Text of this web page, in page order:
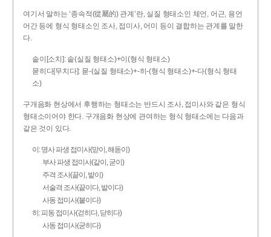
여기서 말하는 ‘종속적(從屬的) 관계’란, 실질 형태소인 체언, 어근, 용언
어간 등에 형식 형태소인 조사, 접미사, 어미 등이 결합하는 관계를 말한
다.
솥이[소치]: 솥(실질 형태소)+이(형식 형태소)
묻히다[무치다]: 묻­-(실질 형태소)+­-히­-(형식 형태소)+-다(형식 형태
소)
구개음화 현상에서 후행하는 형태소는 반드시 조사, 접미사와 같은 형식
형태소이어야 한다. 구개음화 현상에 관여하는 형식 형태소에는 다음과
같은 것이 있다.
이: 명사 파생 접미사(맏이, 해돋이)
부사 파생 접미사(같이, 굳이)
주격 조사(끝이, 밭이)
서술격 조사(끝이다, 밭이다)
사동 접미사(붙이다)
히: 피동 접미사(걷히다, 닫히다)
사동 접미사(굳히다)